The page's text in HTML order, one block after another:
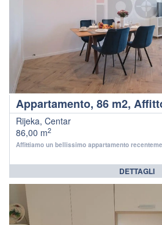
Appartamento, 86 m2,
Rijeka, Centar
86,00 m2
Affittiamo un bellissimo appartamento
DETTAGLI